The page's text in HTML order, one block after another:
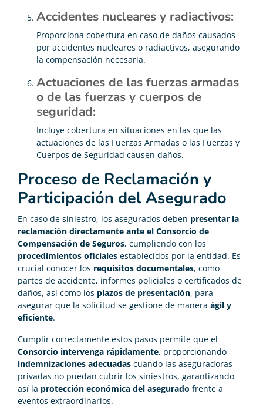
Accidentes nucleares y radiactivos:
Proporciona cobertura en caso de daños causados
por accidentes nucleares o radiactivos, asegurando
la compensación necesaria.
Actuaciones de las fuerzas armadas
o de las fuerzas y cuerpos de
seguridad:
Incluye cobertura en situaciones en las que las
actuaciones de las Fuerzas Armadas o las Fuerzas y
Cuerpos de Seguridad causen daños.
Proceso de Reclamación y
Participación del Asegurado
En caso de siniestro, los asegurados deben presentar la
reclamación directamente ante el Consorcio de
Compensación de Seguros, cumpliendo con los
procedimientos oficiales establecidos por la entidad. Es
crucial conocer los requisitos documentales, como
partes de accidente, informes policiales o certificados de
daños, así como los plazos de presentación, para
asegurar que la solicitud se gestione de manera ágil y
eficiente.
Cumplir correctamente estos pasos permite que el
Consorcio intervenga rápidamente, proporcionando
indemnizaciones adecuadas cuando las aseguradoras
privadas no puedan cubrir los siniestros, garantizando
así la protección económica del asegurado frente a
eventos extraordinarios.